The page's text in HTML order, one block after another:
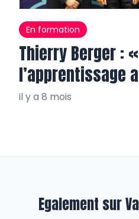
En formation
Thierry Berger :
l’apprentissage
tous, partout »
il y a 8 mois
Egalement sur